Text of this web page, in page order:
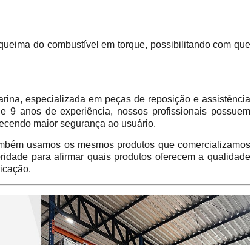
do combustível em torque, possibilitando com que
especializada em peças de reposição e assistência
9 anos de experiência, nossos profissionais possuem
maior segurança ao usuário.
usamos os mesmos produtos que comercializamos
para afirmar quais produtos oferecem a qualidade